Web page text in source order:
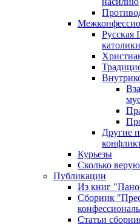
Русская
католики
Другие
Курьезы
Сколько
Публикации
Из книг
Сборник
Статьи